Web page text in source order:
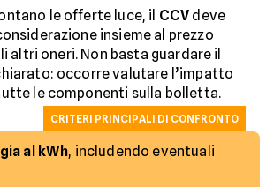
le offerte luce, il CCV deve
insieme al prezzo
altri oneri. Non basta guardare il
occorre valutare l’impatto
le componenti sulla bolletta.
al kWh, includendo eventuali
CRITERI PRINCIPALI DI CONFRONTO